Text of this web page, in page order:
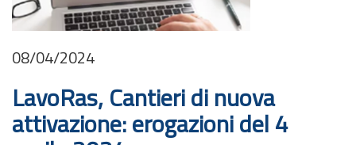
08/04/2024
LavoRas, Cantieri di nuova
attivazione: erogazioni del 4